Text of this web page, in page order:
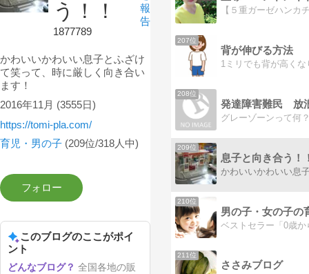
う！！
1877789
報
告
かわいいかわいい息子とふざけ
て笑って、時に厳しく向き合い
ます！
2016年11月 (3555日)
https://tomi-pla.com/
育児・男の子 (209位/318人中)
このブログのここがポイ
ント
全国各地の販
207位
背が伸びる方法
208位
209位
息子と向き合う！
210位
211位
ささみブログ